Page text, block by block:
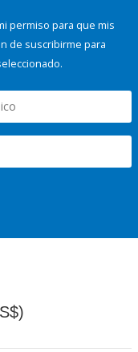
permiso para que mis
de suscribirme para